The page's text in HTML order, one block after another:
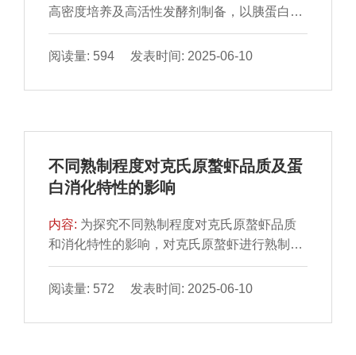
高密度培养及高活性发酵剂制备，以胰蛋白胨
大豆肉汤培养基为基础培养基，采用单因素试
验与Box-Behnken响应面试验优化培养基配
neural network-genetic algorithm，ANN-
菌活菌数的最重要因素。与响应面优化模型相
方对肉葡萄球菌活菌数的影响，误差小且优化
效果更好，最佳培养基配方为葡萄糖3.21
g/L、磷酸氢二钾5.63 g/L、氯化钠5.0 g/L、七
水硫酸镁0.2 g/L。在5 L发酵罐水平小试最大
活菌数可达1.67×1010 CFU/mL。
阅读量: 594 发表时间: 2025-06-10
不同熟制程度对克氏原螯虾品质及蛋
白消化特性的影响
内容: 为探究不同熟制程度对克氏原螯虾品质
和消化特性的影响，对克氏原螯虾进行熟制处
理，使虾肉中心温度分别达到70、80、90、
100 ℃，通过测定虾肉水分含量、微观结构和
含量、表面疏水性、二级结构及蛋白消化率
阅读量: 572 发表时间: 2025-06-10